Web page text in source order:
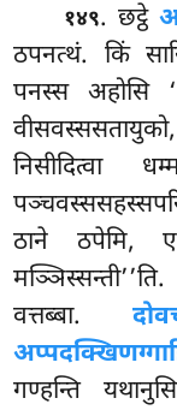
१४९. छट्ठे
ठपनत्थं. किं
पनस्स अहोसि
निसीदित्वा
ठाने ठपेमि,
वत्तब्बा.
गण्हन्ति